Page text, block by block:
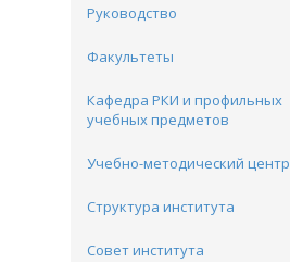
Руководство
Факультеты
Кафедра РКИ и профильных
учебных предметов
Учебно-методический центр
Структура института
Совет института